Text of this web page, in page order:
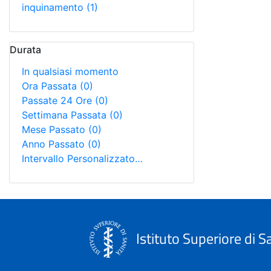
inquinamento (1)
Durata
In qualsiasi momento
Ora Passata (0)
Passate 24 Ore (0)
Settimana Passata (0)
Mese Passato (0)
Anno Passato (0)
Intervallo Personalizzato…
Istituto Superiore di